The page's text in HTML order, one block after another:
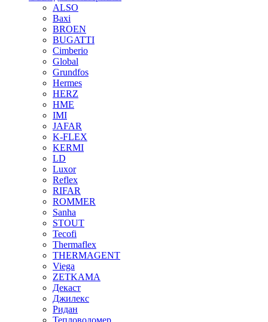
ALSO
Baxi
BROEN
BUGATTI
Cimberio
Global
Grundfos
Hermes
HERZ
HME
IMI
JAFAR
K-FLEX
KERMI
LD
Luxor
Reflex
RIFAR
ROMMER
Sanha
STOUT
Tecofi
Thermaflex
THERMAGENT
Viega
ZETKAMA
Декаст
Джилекс
Ридан
Тепловодомер